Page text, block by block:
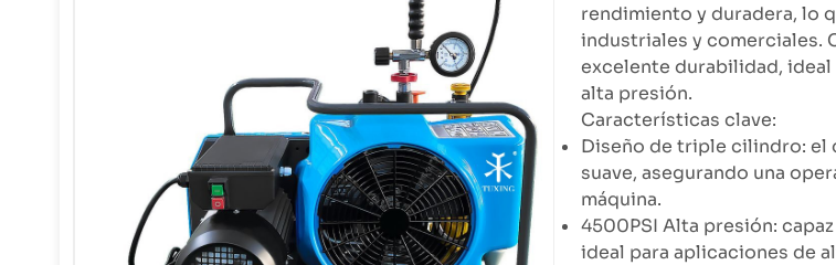
rendimiento y duradera, lo
industriales y comerciales.
excelente durabilidad,
alta presión.
Características clave:
Diseño de triple cilindro: el
suave, asegurando una
máquina.
4500PSI Alta presión:
ideal para aplicaciones de